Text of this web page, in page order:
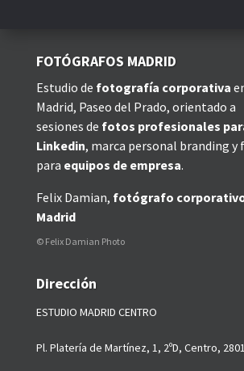
FOTÓGRAFOS MADRID
Estudio de fotografía corporativa
Madrid, Paseo del Prado, orientado a
sesiones de fotos profesionales
Linkedin, marca personal branding y
para equipos de empresa.
Felix Damian, fotógrafo
Madrid
© Felix Damian Photo
Dirección
ESTUDIO MADRID CENTRO
Pl. Platería de Martínez, 1, 2ºD, Centro,